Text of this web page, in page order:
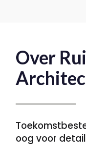
Over
oog voor